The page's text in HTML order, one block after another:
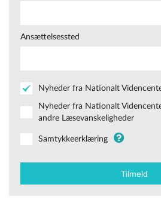
Ansættelsessted
Nyheder fra Nationalt
Nyheder fra Nationalt
andre Læsevanskeligheder
Samtykkeerklæring